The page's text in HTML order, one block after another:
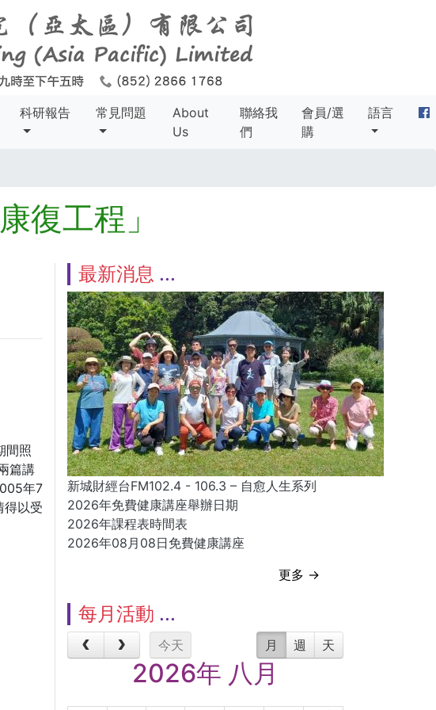
科研報告 常見問題
About
Us
聯絡我
們
會員/選
購
語言
復工程」
間照
篇講
年7
得以受
最新消息
新城財經台FM102.4 - 106.3 – 自愈人生系列
2026年免費健康講座舉辦日期
2026年課程表時間表
2026年08月08日免費健康講座
更多 →
每月活動
今天 月 週 天
2026年 八月